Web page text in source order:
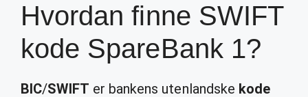
Hvordan finne SWIFT
kode SpareBank 1?
BIC/SWIFT er bankens utenlandske kode